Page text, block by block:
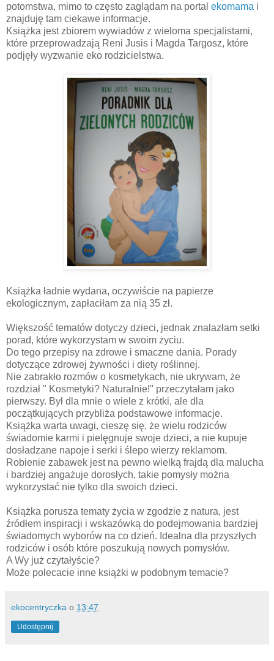
potomstwa, mimo to często zaglądam na portal ekomama i
znajduję tam ciekawe informacje.
Książka jest zbiorem wywiadów z wieloma specjalistami,
które przeprowadzają Reni Jusis i Magda Targosz, które
podjęły wyzwanie eko rodzicielstwa.
Książka ładnie wydana, oczywiście na papierze
ekologicznym, zapłaciłam za nią 35 zł.
Większość tematów dotyczy dzieci, jednak znalazłam setki
porad, które wykorzystam w swoim życiu.
Do tego przepisy na zdrowe i smaczne dania. Porady
dotyczące zdrowej żywności i diety roślinnej.
Nie zabrakło rozmów o kosmetykach, nie ukrywam, że
rozdział " Kosmetyki? Naturalnie!" przeczytałam jako
pierwszy. Był dla mnie o wiele z krótki, ale dla
początkujących przybliża podstawowe informacje.
Książka warta uwagi, cieszę się, że wielu rodziców
świadomie karmi i pielęgnuje swoje dzieci, a nie kupuje
dosładzane napoje i serki i ślepo wierzy reklamom.
Robienie zabawek jest na pewno wielką frajdą dla malucha
i bardziej angażuje dorosłych, takie pomysły można
wykorzystać nie tylko dla swoich dzieci.
Książka porusza tematy życia w zgodzie z natura, jest
źródłem inspiracji i wskazówką do podejmowania bardziej
świadomych wyborów na co dzień. Idealna dla przyszłych
rodziców i osób które poszukują nowych pomysłów.
A Wy już czytałyście?
Może polecacie inne książki w podobnym temacie?
ekocentryczka o 13:47
Udostępnij